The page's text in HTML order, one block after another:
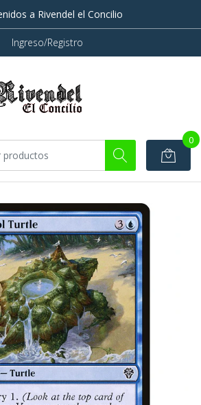
a Rivendel el Concilio
Ingreso/Registro
0